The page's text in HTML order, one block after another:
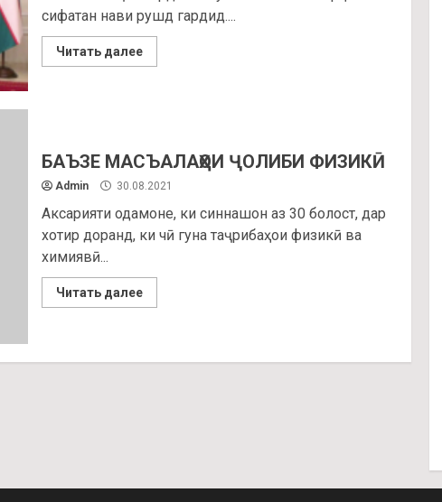
сифатан нави рушд гардид....
Читать далее
БАЪЗЕ МАСЪАЛАҲОИ ҶОЛИБИ ФИЗИКӢ
Admin 30.08.2021
Аксарияти одамоне, ки синнашон аз 30 болост, дар
хотир доранд, ки чӣ гуна таҷрибаҳои физикӣ ва
химиявӣ...
Читать далее